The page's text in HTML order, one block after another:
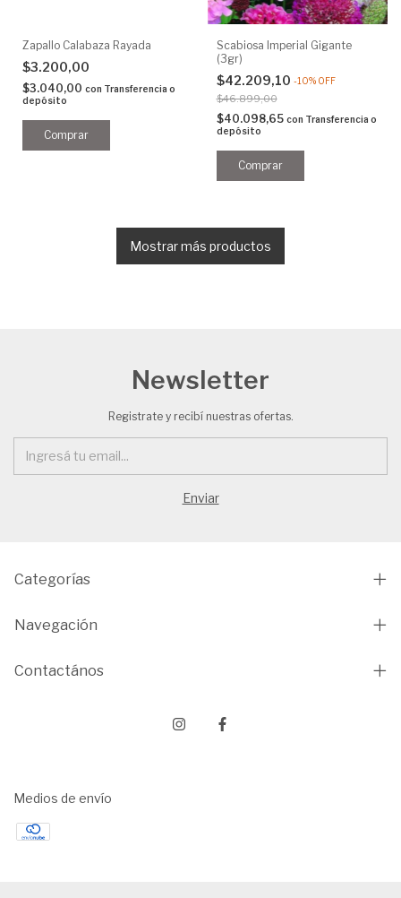
Zapallo Calabaza Rayada
$3.200,00
$3.040,00 con Transferencia o
depósito
Scabiosa Imperial Gigante
(3gr)
$42.209,10 -10% OFF
$46.899,00
$40.098,65 con Transferencia o
depósito
Mostrar más productos
Newsletter
Registrate y recibí nuestras ofertas.
Categorías
Navegación
Contactános
Medios de envío